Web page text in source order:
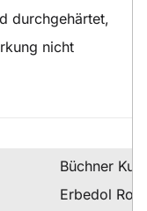
durchgehärtet,
nicht
Büchner
Erbedol